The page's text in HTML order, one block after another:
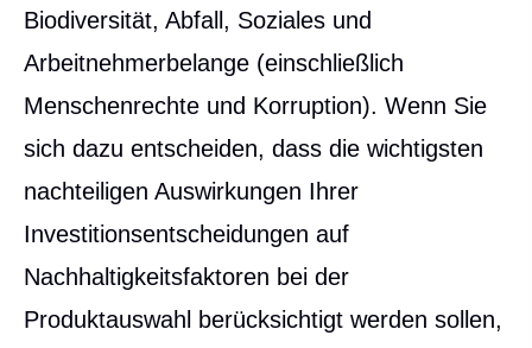
Biodiversität, Abfall, Soziales und
Arbeitnehmerbelange (einschließlich
Menschenrechte und Korruption). Wenn Sie
sich dazu entscheiden, dass die wichtigsten
nachteiligen Auswirkungen Ihrer
Investitionsentscheidungen auf
Nachhaltigkeitsfaktoren bei der
Produktauswahl berücksichtigt werden sollen,